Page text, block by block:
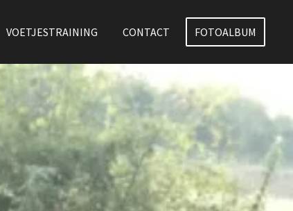
VOETJESTRAINING CONTACT FOTOALBUM